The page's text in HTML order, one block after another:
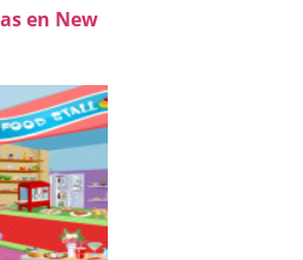
en New